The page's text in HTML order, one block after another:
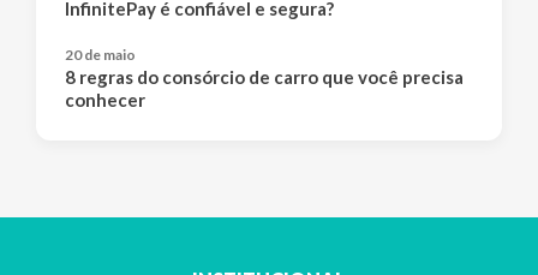
InfinitePay é confiável e segura?
20 de maio
8 regras do consórcio de carro que você precisa
conhecer